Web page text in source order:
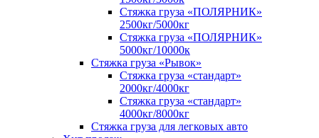
Стяжка груза «ПОЛЯРНИК»
2500кг/5000кг
Стяжка груза «ПОЛЯРНИК»
5000кг/10000к
Стяжка груза «Рывок»
Стяжка груза «стандарт»
2000кг/4000кг
Стяжка груза «стандарт»
4000кг/8000кг
Стяжка груза для легковых авто